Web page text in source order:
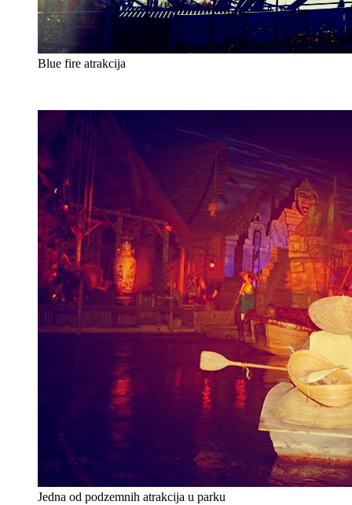
Blue fire atrakcija
Jedna od podzemnih atrakcija u parku